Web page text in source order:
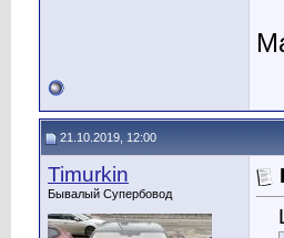
21.10.2019, 12:00
Timurkin
Бывалый Супербовод